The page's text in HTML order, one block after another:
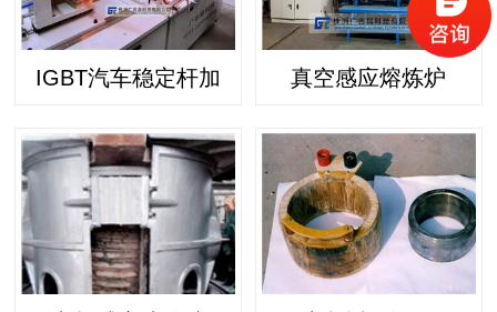
IGBT汽车稳定杆加
热..
真空感应熔炼炉